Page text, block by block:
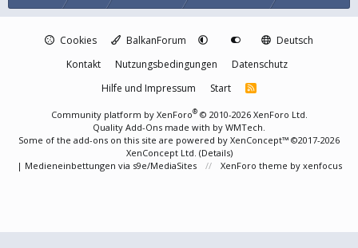
Cookies BalkanForum
Deutsch
Kontakt
Nutzungsbedingungen
Datenschutz
Hilfe und Impressum
Start
R
Community platform by XenForo® © 2010-2026 XenForo Ltd.
Quality Add-Ons made with by WMTech
Some of the add-ons on this site are powered by XenConcept™ ©2017-2026
XenConcept Ltd. (Details)
| Medieneinbettungen via s9e/MediaSites XenForo theme by xenfocus